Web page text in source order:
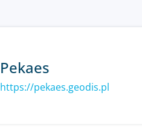
Pekaes
https://pekaes.geodis.pl